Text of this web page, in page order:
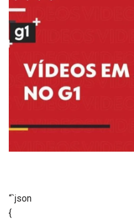
“`json
{